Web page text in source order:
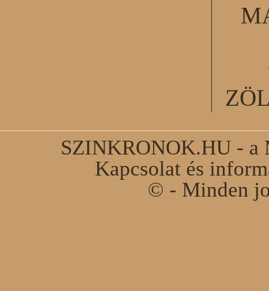
SZINKRONOK.HU - a
Kapcsolat és
© - Minden